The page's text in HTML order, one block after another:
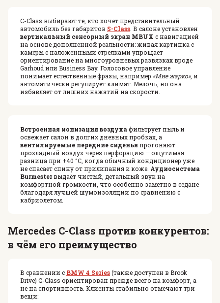
C-Class выбирают те, кто хочет представительный
автомобиль без габаритов S-Class . В салоне установлен
вертикальный сенсорный экран MBUX с навигацией
на основе дополненной реальности: живая картинка с
камеры с наложенными стрелками упрощает
ориентирование на многоуровневых развязках вроде
Garhoud или Business Bay. Голосовое управление
понимает естественные фразы, например «Мне жарко», и
автоматически регулирует климат. Мелочь, но она
избавляет от лишних нажатий на скорости.
Встроенная ионизация воздухафильтрует пыль и
освежает салон в долгих дневных пробках, а
вентилируемые передние сиденья прогоняют
прохладный воздух через перфорацию — ощутимая
разница при +40 °C, когда обычный кондиционер уже
не спасает спину от прилипания к коже. Аудиосистема
Burmesterвыдаёт чистый, детальный звук на
комфортной громкости, что особенно заметно в седане
благодаря лучшей шумоизоляции по сравнению с
кабриолетом.
Mercedes C-Class против конкурентов:
в чём его преимущество
В сравнении с BMW 4 Series(также доступен в Brook
Drive) C-Class ориентирован прежде всего на комфорт, а
не на спортивность. Клиенты стабильно отмечают три
вещи: